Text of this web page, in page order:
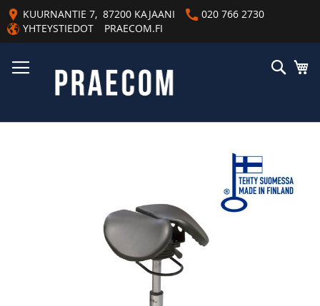
Skip
to
Content
KUURNANTIE 7, 87200 KAJAANI
020 766 2730
YHTEYSTIEDOT
PRAECOM.FI
Haku